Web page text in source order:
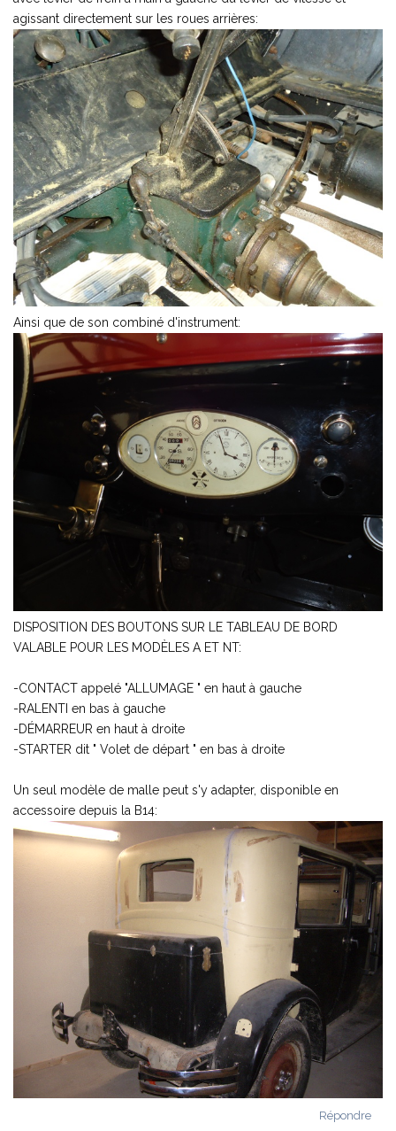
agissant directement sur les roues arrières:
Ainsi que de son combiné d'instrument:
DISPOSITION DES BOUTONS SUR LE TABLEAU DE BORD
VALABLE POUR LES MODÈLES A ET NT:
-CONTACT appelé "ALLUMAGE " en haut à gauche
-RALENTI en bas à gauche
-DÉMARREUR en haut à droite
-STARTER dit " Volet de départ " en bas à droite
Un seul modèle de malle peut s'y adapter, disponible en
accessoire depuis la B14:
Répondre